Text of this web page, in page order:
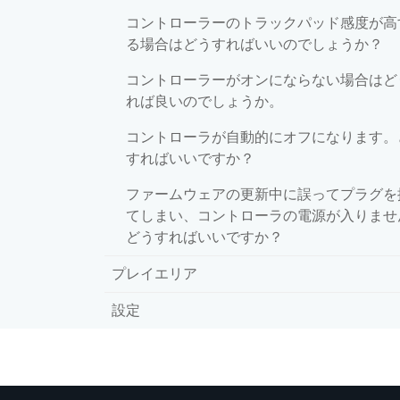
コントローラーのトラックパッド感度が
る場合はどうすればいいのでしょうか？
コントローラーがオンにならない場合はど
れば良いのでしょうか。
コントローラが自動的にオフになります。
すればいいですか？
ファームウェアの更新中に誤ってプラグを
てしまい、コントローラの電源が入りませ
どうすればいいですか？
プレイエリア
設定